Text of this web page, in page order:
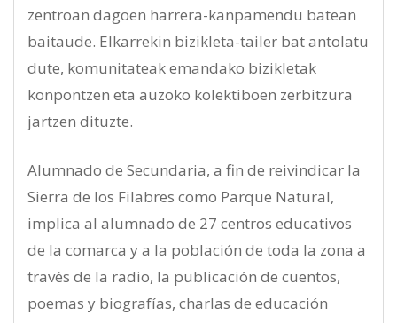
zentroan dagoen harrera-kanpamendu batean
baitaude. Elkarrekin bizikleta-tailer bat antolatu
dute, komunitateak emandako bizikletak
konpontzen eta auzoko kolektiboen zerbitzura
jartzen dituzte.
Alumnado de Secundaria, a fin de reivindicar la
Sierra de los Filabres como Parque Natural,
implica al alumnado de 27 centros educativos
de la comarca y a la población de toda la zona a
través de la radio, la publicación de cuentos,
poemas y biografías, charlas de educación